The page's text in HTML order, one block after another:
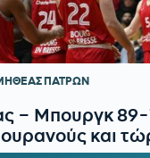
ΠΑΤΡΩΝ
– Μπουργκ
και